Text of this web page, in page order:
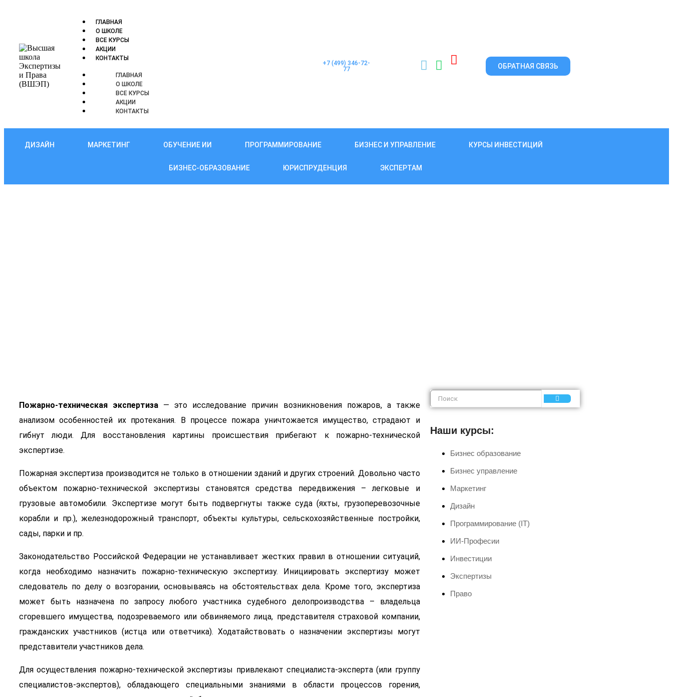
ГЛАВНАЯ
О ШКОЛЕ
ВСЕ КУРСЫ
АКЦИИ
КОНТАКТЫ
ГЛАВНАЯ
О ШКОЛЕ
ВСЕ КУРСЫ
АКЦИИ
КОНТАКТЫ
+7 (499) 346-72-
77
ОБРАТНАЯ СВЯЗЬ
ДИЗАЙН МАРКЕТИНГ ОБУЧЕНИЕ ИИ ПРОГРАММИРОВАНИЕ БИЗНЕС И УПРАВЛЕНИЕ КУРСЫ ИНВЕСТИЦИЙ
БИЗНЕС-ОБРАЗОВАНИЕ ЮРИСПРУДЕНЦИЯ ЭКСПЕРТАМ
Пожарно-техническая экспертиза — это исследование причин возникновения пожаров, а также
анализом особенностей их протекания. В процессе пожара уничтожается имущество, страдают и
гибнут люди. Для восстановления картины происшествия прибегают к пожарно-технической
экспертизе.
Пожарная экспертиза производится не только в отношении зданий и других строений. Довольно часто
объектом пожарно-технической экспертизы становятся средства передвижения – легковые и
грузовые автомобили. Экспертизе могут быть подвергнуты также суда (яхты, грузоперевозочные
корабли и пр.), железнодорожный транспорт, объекты культуры, сельскохозяйственные постройки,
сады, парки и пр.
Законодательство Российской Федерации не устанавливает жестких правил в отношении ситуаций,
когда необходимо назначить пожарно-техническую экспертизу. Инициировать экспертизу может
следователь по делу о возгорании, основываясь на обстоятельствах дела. Кроме того, экспертиза
может быть назначена по запросу любого участника судебного делопроизводства – владельца
сгоревшего имущества, подозреваемого или обвиняемого лица, представителя страховой компании,
гражданских участников (истца или ответчика). Ходатайствовать о назначении экспертизы могут
представители участников дела.
Для осуществления пожарно-технической экспертизы привлекают специалиста-эксперта (или группу
специалистов-экспертов), обладающего специальными знаниями в области процессов горения,
Наши курсы:
Бизнес образование
Бизнес управление
Маркетинг
Дизайн
Программирование (IT)
ИИ-Професии
Инвестиции
Экспертизы
Право